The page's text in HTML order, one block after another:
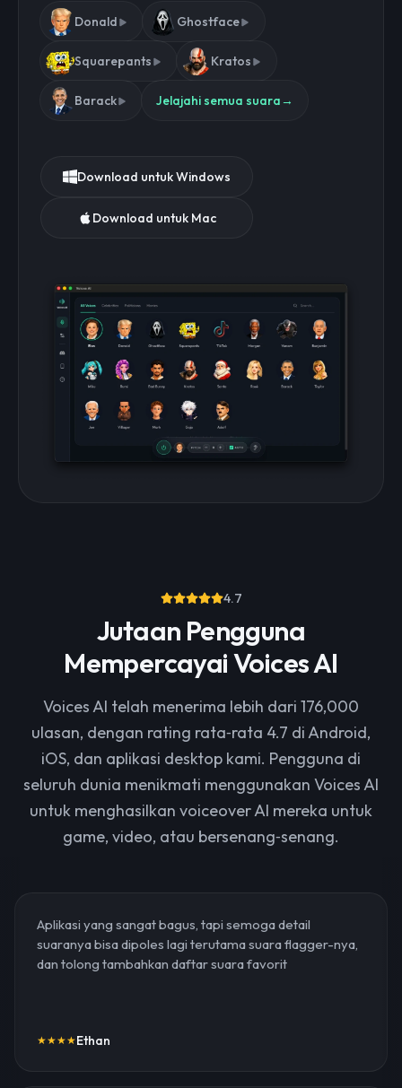
Donald Ghostface
Squarepants Kratos
Barack Jelajahi semua suara→
Download untuk Windows
Download untuk Mac
4.7
Jutaan Pengguna
Mempercayai Voices AI
Voices AI telah menerima lebih dari 176,000
ulasan, dengan rating rata‑rata 4.7 di Android,
iOS, dan aplikasi desktop kami. Pengguna di
seluruh dunia menikmati menggunakan Voices AI
untuk menghasilkan voiceover AI mereka untuk
game, video, atau bersenang‑senang.
Aplikasi yang sangat bagus, tapi semoga detail
suaranya bisa dipoles lagi terutama suara flagger-nya,
dan tolong tambahkan daftar suara favorit
★★★★Ethan